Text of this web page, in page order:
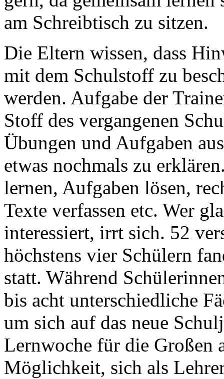
am Schreibtisch zu sitzen.
Die Eltern wissen, dass
mit dem Schulstoff zu
werden. Aufgabe der
Stoff des vergangenen
Übungen und Aufgaben
etwas nochmals zu
lernen, Aufgaben lösen,
Texte verfassen etc. Wer
interessiert, irrt sich. 52
höchstens vier Schülern
statt. Während
bis acht unterschiedliche
um sich auf das neue
Lernwoche für die Großen
Möglichkeit, sich als